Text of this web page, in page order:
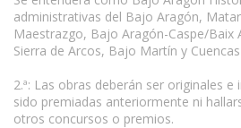
administrativas del Bajo Aragón,
Maestrazgo, Bajo Aragón-Caspe/Baix
Sierra de Arcos, Bajo Martín y
2.ª: Las obras deberán ser originales
sido premiadas anteriormente ni
otros concursos o premios.